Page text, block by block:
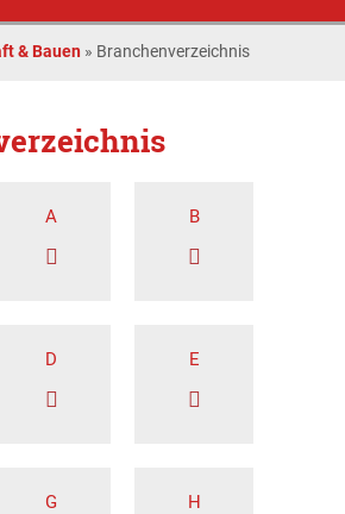
& Bauen » Branchenverzeichnis
A B
D E
G H